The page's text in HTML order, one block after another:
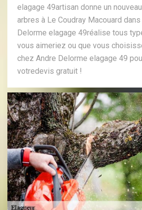
elagage 49artisan donne un
arbres à Le Coudray Macouard
Delorme elagage 49réalise tous
vous aimeriez ou que vous
chez Andre Delorme elagage 49
votredevis gratuit !